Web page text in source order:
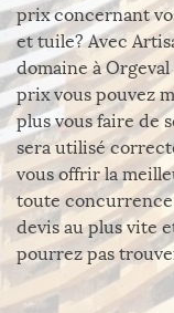
prix concernant
et tuile? Avec
domaine à
prix vous pouvez
plus vous faire de
sera utilisé
vous offrir la
toute concurrence
devis au plus vite
pourrez pas